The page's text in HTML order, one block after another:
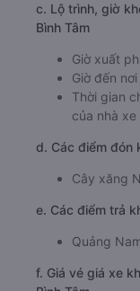
c. Lộ trình, giờ
Bình Tâm
Giờ xuất
Giờ đến
Thời gian
của nhà xe
d. Các điểm đón
Cây xăng
e. Các điểm trả
Quảng
f. Giá vé giá xe